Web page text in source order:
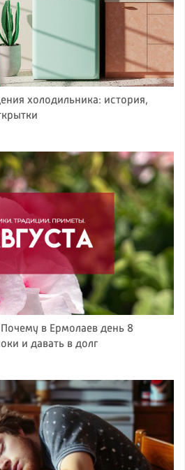
холодильника: история,
в Ермолаев день 8
и давать в долг